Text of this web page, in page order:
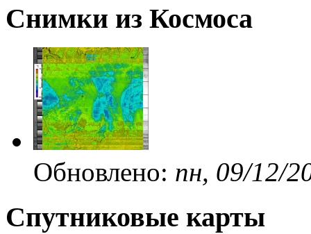
Снимки из Космоса
Обновлено: пн, 09/12/
Спутниковые карты